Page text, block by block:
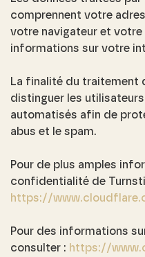
comprennent votre
votre navigateur et votre
informations sur votre
La finalité du traitement
distinguer les
automatisés afin de
abus et le spam.
Pour de plus amples
confidentialité de
https://
Pour des informations
consulter : https://